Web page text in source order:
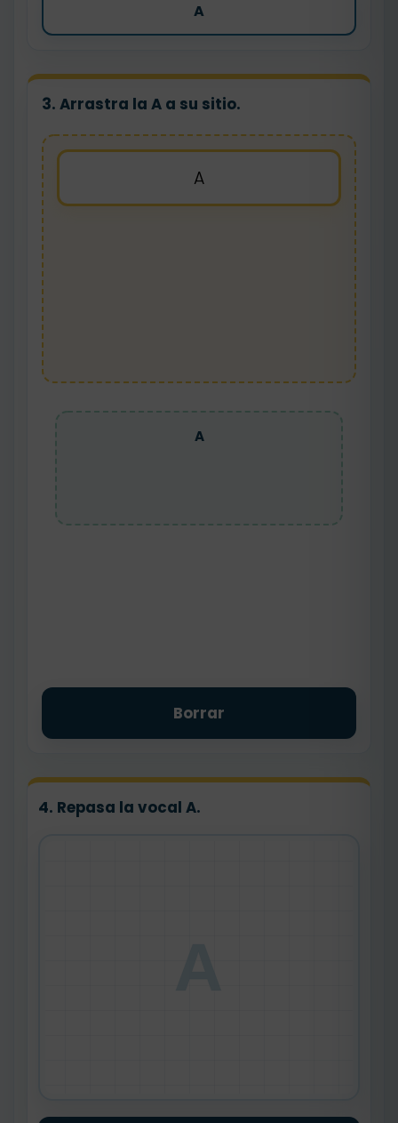
A
3. Arrastra la A a su sitio.
A
A
Borrar
4. Repasa la vocal A.